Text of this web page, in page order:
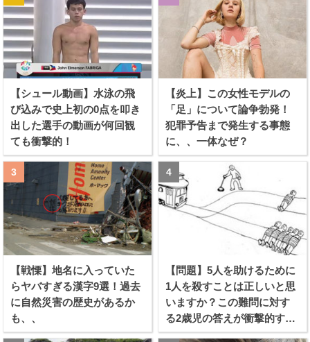
【シュール動画】水泳の飛
び込みで史上初の0点を叩き
出した選手の動画が何回観
ても衝撃的！
【炎上】この女性モデルの
「足」について論争勃発！
犯罪予告まで発生する事態
に、、一体なぜ？
【戦慄】地名に入っていた
らヤバすぎる漢字9選！過去
に自然災害の歴史があるか
も、、
【問題】5人を助けるために
1人を殺すことは正しいと思
いますか？この難問に対す
る2歳児の答えが衝撃的すぎ
る！！